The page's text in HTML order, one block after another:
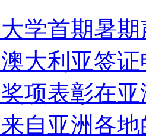
学首期暑
大利亚签
项表彰在
自亚洲各